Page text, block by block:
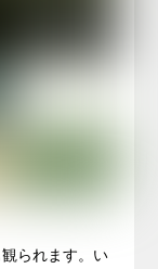
られます。い